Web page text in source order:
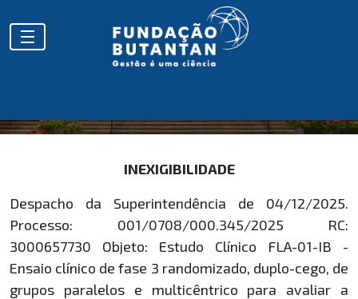
HOMOLOGAÇÕES
INEXIGIBILIDADE
Despacho da Superintendência de 04/12/2025.
Processo: 001/0708/000.345/2025 RC:
3000657730 Objeto: Estudo Clínico FLA-01-IB -
Ensaio clínico de fase 3 randomizado, duplo-cego, de
grupos paralelos e multicêntrico para avaliar a